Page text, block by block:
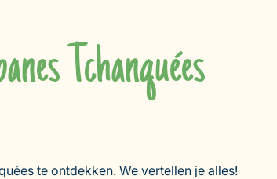
Tchanquées
te ontdekken. We vertellen je alles!